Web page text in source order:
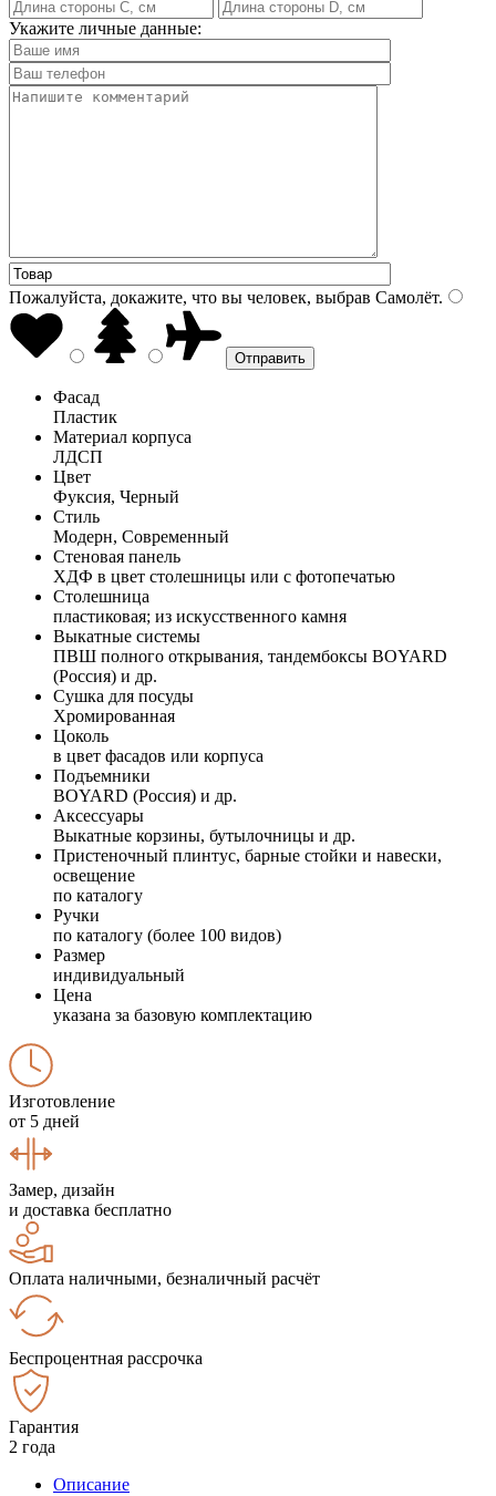
Укажите личные данные:
Пожалуйста, докажите, что вы человек, выбрав Самолёт.
Фасад
Пластик
Материал корпуса
ЛДСП
Цвет
Фуксия, Черный
Стиль
Модерн, Современный
Стеновая панель
ХДФ в цвет столешницы или с фотопечатью
Столешница
пластиковая; из искусственного камня
Выкатные системы
ПВШ полного открывания, тандембоксы BOYARD
(Россия) и др.
Сушка для посуды
Хромированная
Цоколь
в цвет фасадов или корпуса
Подъемники
BOYARD (Россия) и др.
Аксессуары
Выкатные корзины, бутылочницы и др.
Пристеночный плинтус, барные стойки и навески,
освещение
по каталогу
Ручки
по каталогу (более 100 видов)
Размер
индивидуальный
Цена
указана за базовую комплектацию
Изготовление
от 5 дней
Замер, дизайн
и доставка бесплатно
Оплата наличными, безналичный расчёт
Беспроцентная рассрочка
Гарантия
2 года
Описание